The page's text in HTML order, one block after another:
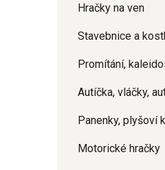
Hračky na ven
Stavebnice a
Promítání,
Autíčka, vláčky,
Panenky, plyšoví
Motorické hračky